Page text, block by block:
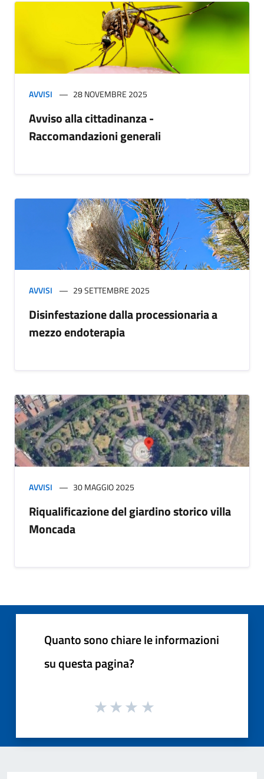
AVVISI 28 NOVEMBRE 2025
Avviso alla cittadinanza -
Raccomandazioni generali
AVVISI 29 SETTEMBRE 2025
Disinfestazione dalla processionaria a
mezzo endoterapia
AVVISI 30 MAGGIO 2025
Riqualificazione del giardino storico villa
Moncada
Quanto sono chiare le informazioni
su questa pagina?